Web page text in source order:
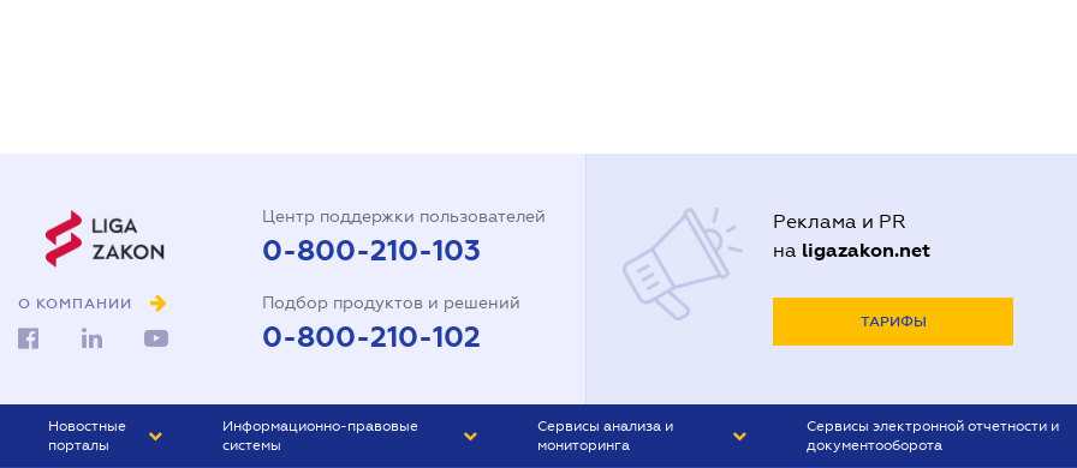
О КОМПАНИИ
Центр поддержки пользователей
0-800-210-103
Подбор продуктов и решений
0-800-210-102
Реклама и PR
на ligazakon.net
ТАРИФЫ
Новостные
порталы
Информационно-правовые
системы
Сервисы анализа и
мониторинга
Сервисы электронной отчетности и
документооборота